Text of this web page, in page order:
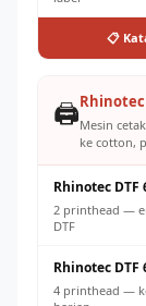
📋
🖨️Rhinotec
Mesin
ke cotton,
Rhinotec DTF
2 printhead —
DTF
Rhinotec DTF
4 printhead —